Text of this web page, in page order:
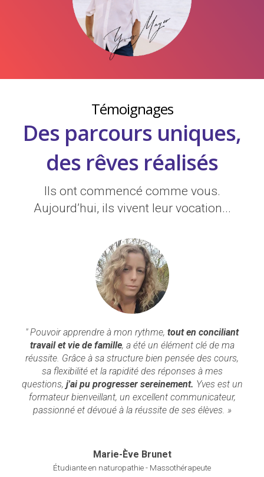
Témoignages
Des parcours uniques,
des rêves réalisés
Ils ont commencé comme vous.
Aujourd’hui, ils vivent leur vocation...
" Pouvoir apprendre à mon rythme, tout en conciliant
travail et vie de famille, a été un élément clé de ma
réussite. Grâce à sa structure bien pensée des cours,
sa flexibilité et la rapidité des réponses à mes
questions, j'ai pu progresser sereinement. Yves est un
formateur bienveillant, un excellent communicateur,
passionné et dévoué à la réussite de ses élèves. »
Marie-Ève Brunet
Étudiante en naturopathie - Massothérapeute